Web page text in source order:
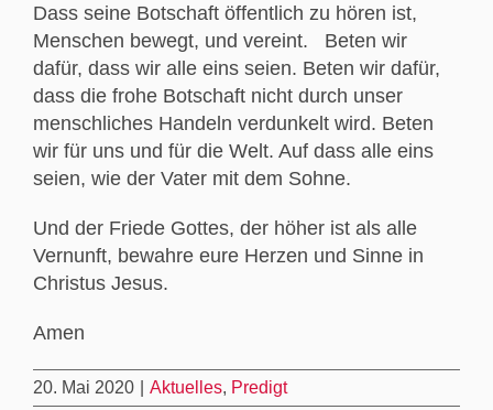
Dass seine Botschaft öffentlich zu hören ist,
Menschen bewegt, und vereint. Beten wir
dafür, dass wir alle eins seien. Beten wir dafür,
dass die frohe Botschaft nicht durch unser
menschliches Handeln verdunkelt wird. Beten
wir für uns und für die Welt. Auf dass alle eins
seien, wie der Vater mit dem Sohne.
Und der Friede Gottes, der höher ist als alle
Vernunft, bewahre eure Herzen und Sinne in
Christus Jesus.
Amen
20. Mai 2020 Aktuelles, Predigt